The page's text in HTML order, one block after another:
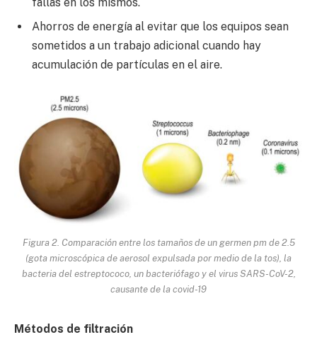
Ahorros de energía al evitar que los equipos sean
sometidos a un trabajo adicional cuando hay
acumulación de partículas en el aire.
Figura 2. Comparación entre los tamaños de un germen pm de 2.5
(gota microscópica de aerosol expulsada por medio de la tos), la
bacteria del estreptococo, un bacteriófago y el virus SARS-CoV-2,
causante de la covid-19
Métodos de filtración